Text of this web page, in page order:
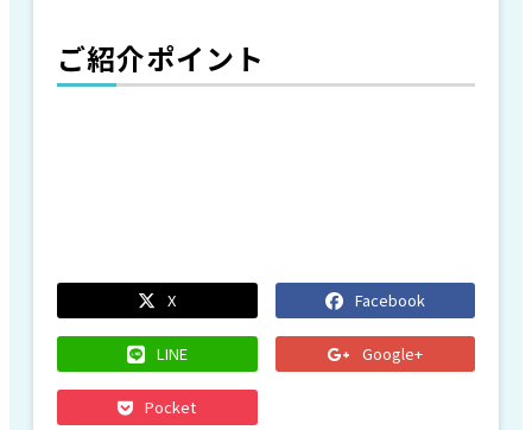
ご紹介ポイント
X Facebook
LINE Google+
Pocket